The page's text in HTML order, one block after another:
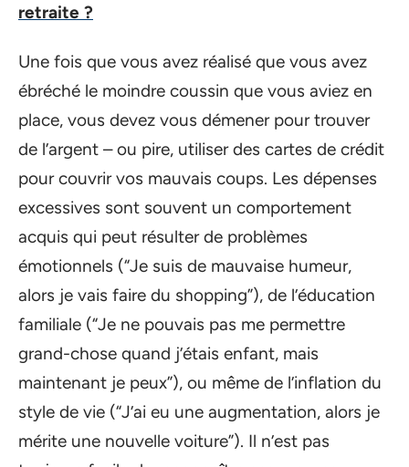
retraite ?
Une fois que vous avez réalisé que vous avez
ébréché le moindre coussin que vous aviez en
place, vous devez vous démener pour trouver
de l’argent – ou pire, utiliser des cartes de crédit
pour couvrir vos mauvais coups. Les dépenses
excessives sont souvent un comportement
acquis qui peut résulter de problèmes
émotionnels (“Je suis de mauvaise humeur,
alors je vais faire du shopping”), de l’éducation
familiale (“Je ne pouvais pas me permettre
grand-chose quand j’étais enfant, mais
maintenant je peux”), ou même de l’inflation du
style de vie (“J’ai eu une augmentation, alors je
mérite une nouvelle voiture”). Il n’est pas